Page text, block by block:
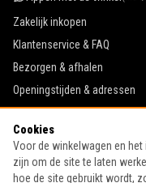
Zakelijk inkopen
Klantenservice & FAQ
Bezorgen & afhalen
Openingstijden & adressen
Werken bij De Voordeelmarkt
Algemene voorwaarden
Privacy & cookies
Cookies
Voor de winkelwagen en
zijn om de site te laten
hoe de site gebruikt wordt,